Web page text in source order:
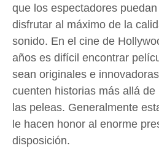
que los espectadores
disfrutar al máximo de la
sonido. En el cine de
años es difícil encontrar
sean originales e
cuenten historias más allá
las peleas. Generalmente
le hacen honor al enorme
disposición.